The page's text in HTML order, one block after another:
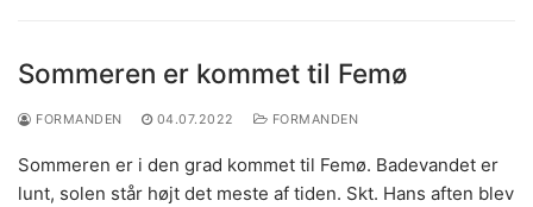
Sommeren er kommet til Femø
FORMANDEN 04.07.2022 FORMANDEN
Sommeren er i den grad kommet til Femø. Badevandet er
lunt, solen står højt det meste af tiden. Skt. Hans aften blev